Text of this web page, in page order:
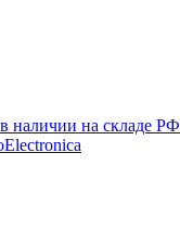
наличии на складе РФ